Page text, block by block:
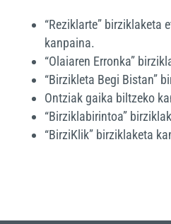
“Reziklarte” birziklaketa
kanpaina.
“Olaiaren Erronka”
“Birzikleta Begi Bistan”
Ontziak gaika biltzeko
“Birziklabirintoa”
“BirziKlik” birziklaketa